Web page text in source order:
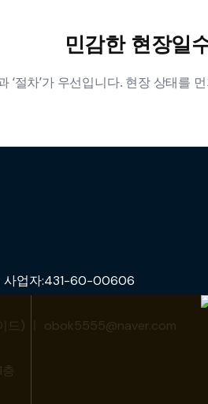
민감한 현장일
과 ‘절차’가 우선입니다. 현장 상태
사업자:431-60-00606
드) ㅣ obok5555@naver.com